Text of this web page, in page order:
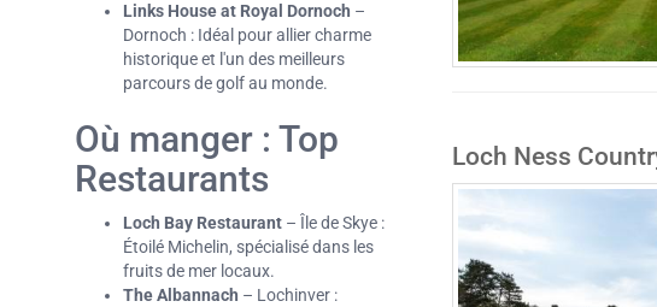
Links House at Royal Dornoch –
Dornoch : Idéal pour allier charme
historique et l'un des meilleurs
parcours de golf au monde.
Où manger : Top
Restaurants
Loch Bay Restaurant – Île de Skye :
Étoilé Michelin, spécialisé dans les
fruits de mer locaux.
The Albannach – Lochinver :
Loch Ness